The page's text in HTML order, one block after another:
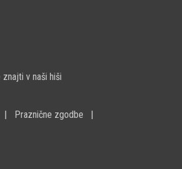
znajti v naši hiši
Praznične zgodbe